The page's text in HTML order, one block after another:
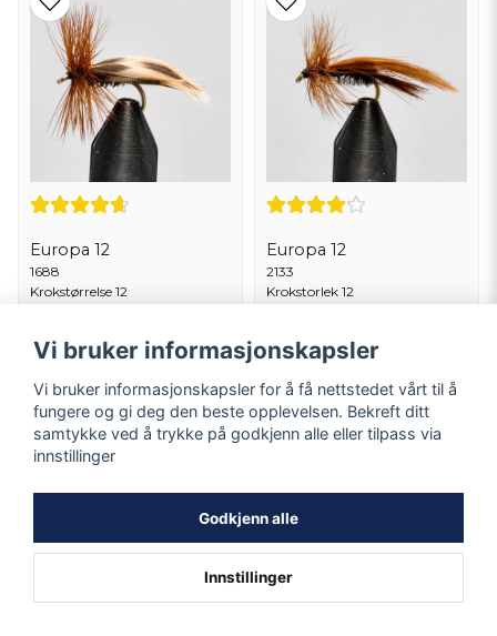
Europa 12
1688
Krokstørrelse 12
Observere
Europa 12
2133
Krokstorlek 12
KJØPE
Vi bruker informasjonskapsler
Vi bruker informasjonskapsler for å få nettstedet vårt til å
fungere og gi deg den beste opplevelsen. Bekreft ditt
samtykke ved å trykke på godkjenn alle eller tilpass via
innstillinger
Godkjenn alle
Innstillinger